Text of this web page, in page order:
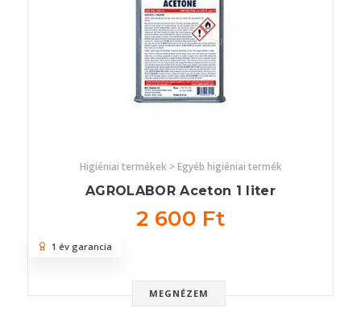
Higiéniai termékek > Egyéb higiéniai termék
AGROLABOR Aceton 1 liter
2 600 Ft
MEGNÉZEM
1 év garancia